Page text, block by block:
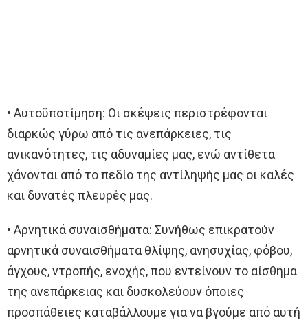
• Αυτοϋποτίμηση: Oι σκέψεις περιστρέφονται
διαρκώς γύρω από τις ανεπάρκειες, τις
ανικανότητες, τις αδυναμίες μας, ενώ αντίθετα
χάνονται από το πεδίο της αντίληψής μας οι καλές
και δυνατές πλευρές μας.
• Αρνητικά συναισθήματα: Συνήθως επικρατούν
αρνητικά συναισθήματα θλίψης, ανησυχίας, φόβου,
άγχους, ντροπής, ενοχής, που εντείνουν το αίσθημα
της ανεπάρκειας και δυσκολεύουν όποιες
προσπάθειες καταβάλλουμε για να βγούμε από αυτή